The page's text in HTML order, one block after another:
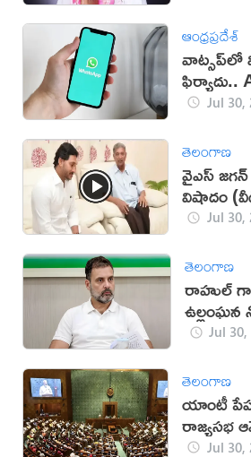
ఆంధ్రప్రదేశ్
వాట్సప్‌లో
ఫిర్యాదు..
సేవలుJul 30,
తెలంగాణ
వైఎస్
విషాదం
Jul 30,
తెలంగాణ
రాహుల్
ఉల్లంఘన
Jul 30,
తెలంగాణ
యాంటీ
రాజ్యసభ
Jul 30,